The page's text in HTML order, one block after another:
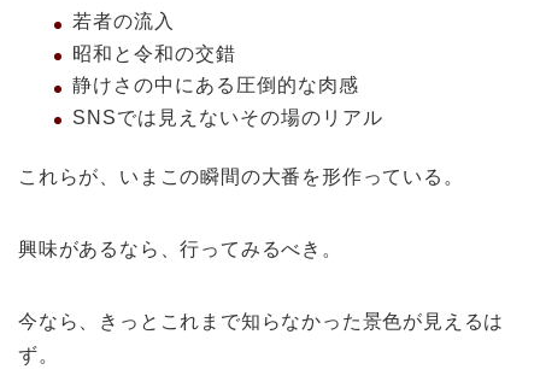
若者の流入
昭和と令和の交錯
静けさの中にある圧倒的な肉感
SNSでは見えないその場のリアル
これらが、いまこの瞬間の大番を形作っている。
興味があるなら、行ってみるべき。
今なら、きっとこれまで知らなかった景色が見えるは
ず。